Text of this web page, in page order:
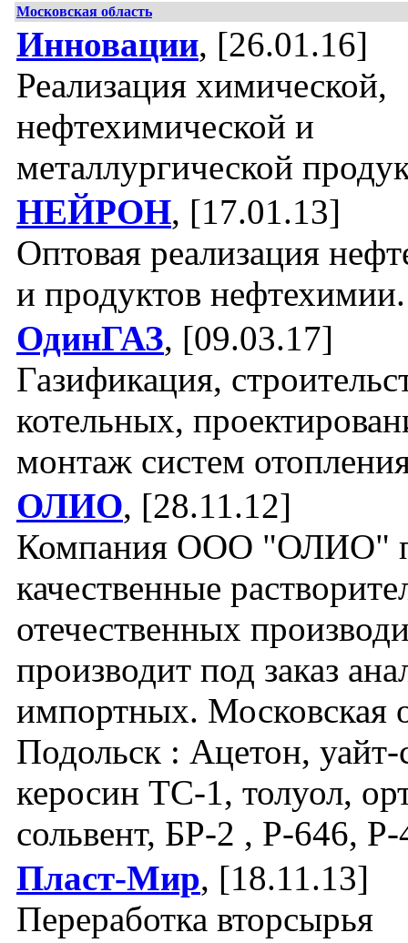
Московская область
Инновации, [26.01.16]
Реализация химической,
нефтехимической и
металлургической
НЕЙРОН, [17.01.13]
Оптовая реализация
и продуктов нефтехимии.
ОдинГАЗ, [09.03.17]
Газификация,
котельных,
монтаж систем
ОЛИО, [28.11.12]
Компания ООО "ОЛИО"
качественные
отечественных
производит под заказ
импортных. Московская
Подольск : Ацетон, уайт-
керосин ТС-1, толуол,
сольвент, БР-2 , Р-646,
Пласт-Мир, [18.11.13]
Переработка вторсырья